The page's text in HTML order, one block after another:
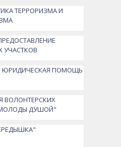
ТЕРРОРИЗМА И
УЧАСТКОВ
ЮРИДИЧЕСКАЯ ПОМОЩЬ
ВОЛОНТЕРСКИХ
ДУШОЙ"